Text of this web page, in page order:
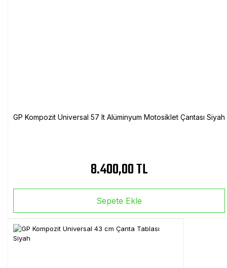
GP Kompozit Universal 57 lt Alüminyum Motosiklet Çantası Siyah
8.400,00 TL
Sepete Ekle